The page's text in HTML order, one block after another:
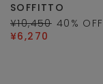
SOFFITTO
¥10,450 40 % OFF
¥6,270